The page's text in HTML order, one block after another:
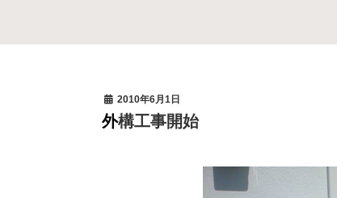
2010年6月1日
外構工事開始